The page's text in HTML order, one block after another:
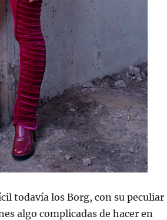
todavía los Borg, con su peculiar
algo complicadas de hacer en